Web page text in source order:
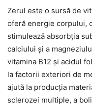
Zerul este o sursă de
oferă energie corpului,
stimulează absorbția
calciului și a
vitamina B12 și acidul
la factorii exteriori de
ajută la producția
sclerozei multiple, a